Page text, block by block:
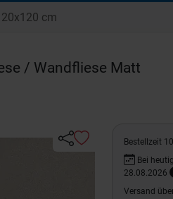
cm
/ Wandfliese Matt
Bestellzeit
Bei
28.08.2026
Versand